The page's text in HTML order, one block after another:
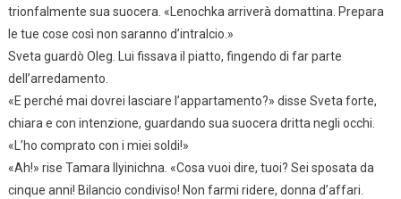
trionfalmente sua suocera. «Lenochka arriverà domattina. Prepara
le tue cose così non saranno d’intralcio.»
Sveta guardò Oleg. Lui fissava il piatto, fingendo di far parte
dell’arredamento.
«E perché mai dovrei lasciare l’appartamento?» disse Sveta forte,
chiara e con intenzione, guardando sua suocera dritta negli occhi.
«L’ho comprato con i miei soldi!»
«Ah!» rise Tamara Ilyinichna. «Cosa vuoi dire, tuoi? Sei sposata da
cinque anni! Bilancio condiviso! Non farmi ridere, donna d’affari.